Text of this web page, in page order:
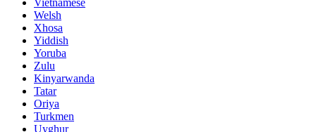
Vietnamese
Welsh
Xhosa
Yiddish
Yoruba
Zulu
Kinyarwanda
Tatar
Oriya
Turkmen
Uyghur